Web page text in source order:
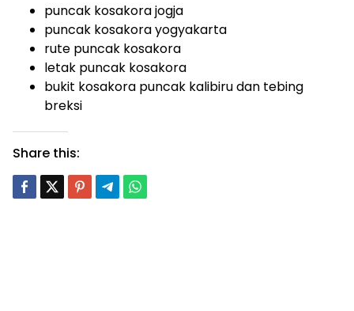
puncak kosakora jogja
puncak kosakora yogyakarta
rute puncak kosakora
letak puncak kosakora
bukit kosakora puncak kalibiru dan tebing
breksi
Share this: